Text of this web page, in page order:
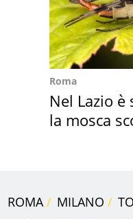
Roma
Nel Lazio
la mosca
ROMA MILANO